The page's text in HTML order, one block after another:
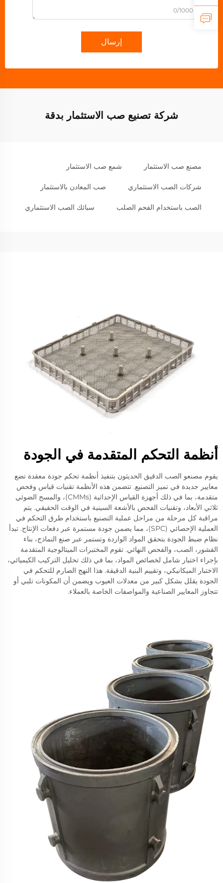
0/1000
إرسال
شركة تصنيع صب الاستثمار بدقة
مصنع صب الاستثمار شمع صب الاستثمار
شركات الصب الاستثماري صب المعادن بالاستثمار
الصب باستخدام الفحم الصلب سبائك الصب الاستثماري
أنظمة التحكم المتقدمة في الجودة
يقوم مصنعو الصب الدقيق الحديثون بتنفيذ أنظمة تحكم جودة معقدة تضع
معايير جديدة في تميز التصنيع. تتضمن هذه الأنظمة تقنيات قياس وفحص
متقدمة، بما في ذلك أجهزة القياس الإحداثية (CMMs)، والمسح الضوئي
ثلاثي الأبعاد، وتقنيات الفحص بالأشعة السينية في الوقت الحقيقي. يتم
مراقبة كل مرحلة من مراحل عملية التصنيع باستخدام طرق التحكم في
العملية الإحصائي (SPC)، مما يضمن جودة مستمرة عبر دفعات الإنتاج. تبدأ
نظام ضبط الجودة بتحقق المواد الواردة وتستمر عبر صنع النماذج، بناء
القشور، الصب، والفحص النهائي. تقوم المختبرات الميتالوجية المتقدمة
بإجراء اختبار شامل لخصائص المواد، بما في ذلك تحليل التركيب الكيميائي،
الاختبار الميكانيكي، وتقييم البنية الدقيقة. هذا النهج الصارم للتحكم في
الجودة يقلل بشكل كبير من معدلات العيوب ويضمن أن المكونات تلبي أو
تتجاوز المعايير الصناعية والمواصفات الخاصة بالعملاء.